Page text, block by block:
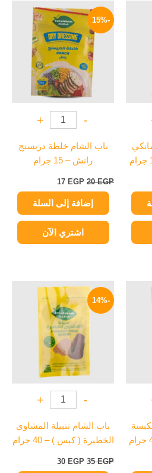
-15%
-
+
باب الشام خلطة دريسنج
رانش – 15 جرام
20EGP
الأصلي
هو:
20 EGP.
17 EGP
السعر
الحالي
هو:
17 EGP.
إضافة إلى السلة
اشتري الآن
-14%
-
+
باب الشام تتبيلة المشاوي
الخطيرة ( كيس ) – 40 جرام
35EGP
السعر
الأصلي
هو:
35 EGP.
30 EGP
السعر
الحالي
هو:
30 EGP.